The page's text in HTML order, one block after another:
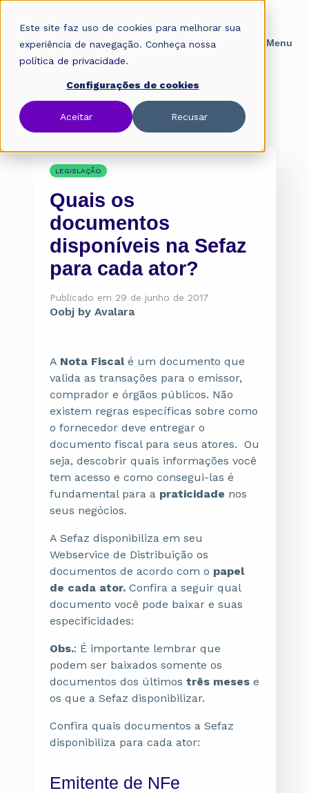
Este site faz uso de cookies para melhorar sua
experiência de navegação. Conheça nossa
política de privacidade.
Configurações de cookies
Aceitar Recusar
Home »Blog »Legislação
LEGISLAÇÃO
Quais os
documentos
disponíveis na Sefaz
para cada ator?
Publicado em 29 de junho de 2017
Oobj by Avalara
A Nota Fiscal é um documento que
valida as transações para o emissor,
comprador e órgãos públicos. Não
existem regras específicas sobre como
o fornecedor deve entregar o
documento fiscal para seus atores. Ou
seja, descobrir quais informações você
tem acesso e como consegui-las é
fundamental para a praticidade nos
seus negócios.
A Sefaz disponibiliza em seu
Webservice de Distribuição os
documentos de acordo com o papel
de cada ator. Confira a seguir qual
documento você pode baixar e suas
especificidades:
Obs.: É importante lembrar que
podem ser baixados somente os
documentos dos últimos três meses e
os que a Sefaz disponibilizar.
Confira quais documentos a Sefaz
disponibiliza para cada ator:
Emitente de NFe